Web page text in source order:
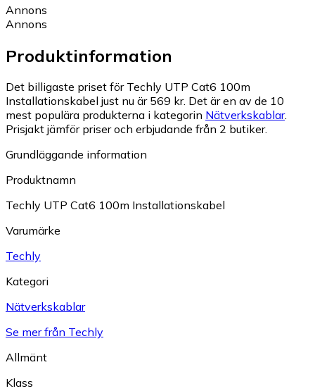
Annons
Annons
Produktinformation
Det billigaste priset för Techly UTP Cat6 100m
Installationskabel just nu är 569 kr. Det är en av de 10
mest populära produkterna i kategorin Nätverkskablar.
Prisjakt jämför priser och erbjudande från 2 butiker.
Grundläggande information
Produktnamn
Techly UTP Cat6 100m Installationskabel
Varumärke
Techly
Kategori
Nätverkskablar
Se mer från Techly
Allmänt
Klass